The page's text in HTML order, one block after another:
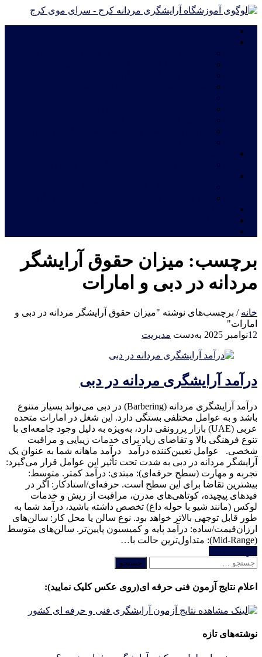
برچسب: میزان حقوق آرایشگر
مردانه در دبی و امارات
خانه / برچسب‌های نوشته "میزان حقوق آرایشگر مردانه در دبی و
امارات"
12نوامبر 2025 به‌دست مدیریت
درآمد آرایشگری مردانه در دبی
درآمد آرایشگری مردانه (Barbering) در دبی می‌تواند بسیار متنوع
باشد و به عوامل مختلفی بستگی دارد. این شغل در امارات متحده
عربی (UAE) بازار پررونقی دارد، به‌ویژه به دلیل وجود جامعه‌ای با
تنوع فرهنگی بالا و تقاضای زیاد برای خدمات زیبایی و مراقبت
شخصی. عوامل تعیین‌کننده درآمد درآمد ماهانه شما به عنوان یک
آرایشگر مردانه در دبی به شدت تحت تأثیر این عوامل قرار می‌گیرد:
تجربه و مهارت (سطح حرفه‌ای): مبتدی: درآمد کمتر. متوسط:
بیشترین تقاضا برای این سطح است. حرفه‌ای/استادکار: اگر در
فیدهای پیچیده، کوتاهی‌های مدرن، مراقبت از ریش و خدمات
لوکس (مانند شیو با حوله داغ) تخصص داشته باشید، درآمد شما به
طور قابل توجهی بالاتر خواهد بود. نوع سالن یا محل کار: سالن‌های
ارزان‌قیمت/ساده: درآمد پایه و کمیسیون پایین‌تر. سالن‌های متوسط
(Mid-Range): متداول‌ترین حالت با…
جستجو
اعلام نتایج آزمون فنی حرفه ای(روی عکس کلیک نمایید):
نوشته‌های تازه